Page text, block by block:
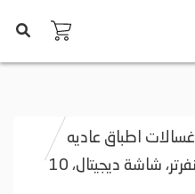
غسالات اطباق عاديه
غسالة أطباق هوفر، 16 فرد، انفرتر، شاشة ديجيتال، 10